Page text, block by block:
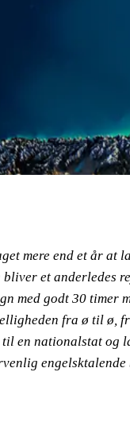
mere end et år at
et anderledes
med godt 30 timer
fra ø til ø,
en nationalstat og
engelsktalende